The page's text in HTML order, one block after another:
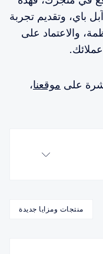
باي، وتقديم تجربة
والاعتماد على
على موقعنا،
منتجات ومزايا جديدة